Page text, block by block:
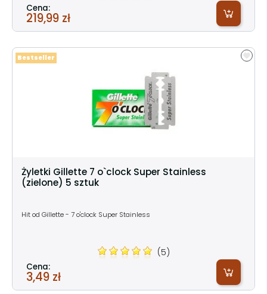
Cena:
219,99 zł
Żyletki Gillette 7 o`clock Super Stainless
(zielone) 5 sztuk
Hit od Gillette - 7 o'clock Super Stainless
(5)
Cena:
3,49 zł
Bestseller